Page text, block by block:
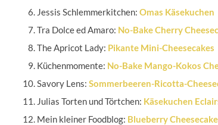
Jessis Schlemmerkitchen: Omas Käsekuchen
Tra Dolce ed Amaro: No-Bake Cherry
The Apricot Lady: Pikante Mini-Cheesecakes
Küchenmomente: No-Bake Mango-Kokos
Savory Lens: Sommerbeeren-Ricotta-
Julias Torten und Törtchen: Käsekuchen
Mein kleiner Foodblog: Blueberry